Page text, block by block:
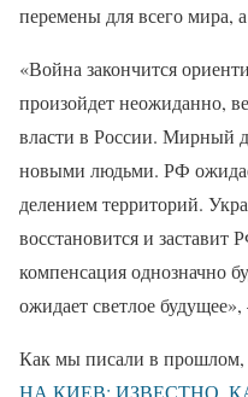
перемены для всего мира,
«Война закончится
произойдет неожиданно,
власти в России. Мирный
новыми людьми. РФ
делением территорий.
восстановится и заставит
компенсация однозначно
ожидает светлое
Как мы писали в прошлом,
НА КИЕВ: ИЗВЕСТНО,